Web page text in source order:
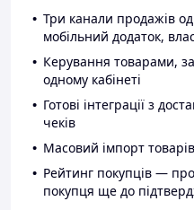
Три канали продажів
мобільний додаток,
Керування товарами,
одному кабінеті
Готові інтеграції з
чеків
Масовий імпорт
Рейтинг покупців —
покупця ще до